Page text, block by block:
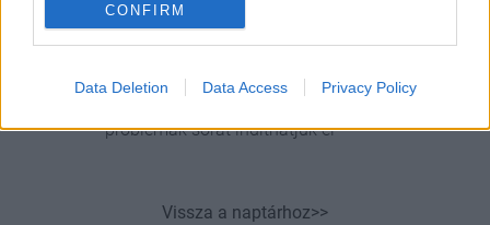
CONFIRM
Data Deletion Data Access Privacy Policy
Már egy
koktéllal emésztési és egészségügyi
problémák sorát indíthatjuk el
Vissza a naptárhoz>>